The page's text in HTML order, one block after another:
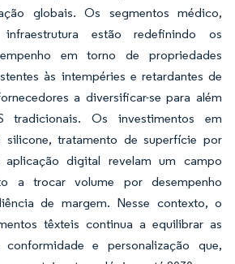
globais. Os segmentos médico,
estão redefinindo os
em torno de propriedades
às intempéries e retardantes de
a diversificar-se para além
tradicionais. Os investimentos em
silicone, tratamento de superfície por
digital revelam um campo
a trocar volume por desempenho
de margem. Nesse contexto, o
têxteis continua a equilibrar as
e personalização que,